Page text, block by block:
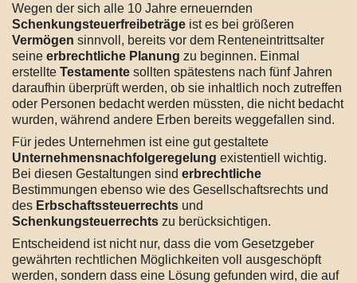
Wegen der sich alle 10 Jahre erneuernden
Schenkungsteuerfreibeträge ist es bei größeren
Vermögen sinnvoll, bereits vor dem Renteneintrittsalter
seine erbrechtliche Planung zu beginnen. Einmal
erstellte Testamente sollten spätestens nach fünf Jahren
daraufhin überprüft werden, ob sie inhaltlich noch zutreffen
oder Personen bedacht werden müssten, die nicht bedacht
wurden, während andere Erben bereits weggefallen sind.
Für jedes Unternehmen ist eine gut gestaltete
Unternehmensnachfolgeregelung existentiell wichtig.
Bei diesen Gestaltungen sind erbrechtliche
Bestimmungen ebenso wie des Gesellschaftsrechts und
des Erbschaftssteuerrechts und
Schenkungsteuerrechts zu berücksichtigen.
Entscheidend ist nicht nur, dass die vom Gesetzgeber
gewährten rechtlichen Möglichkeiten voll ausgeschöpft
werden, sondern dass eine Lösung gefunden wird, die auf